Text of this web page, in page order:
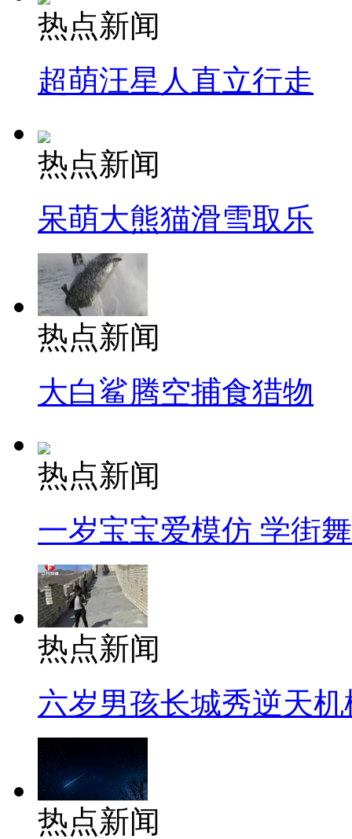
热点新闻
超萌汪星人直立行走
热点新闻
呆萌大熊猫滑雪取乐
热点新闻
大白鲨腾空捕食猎物
热点新闻
一岁宝宝爱模仿 学街
热点新闻
六岁男孩长城秀逆天机
热点新闻